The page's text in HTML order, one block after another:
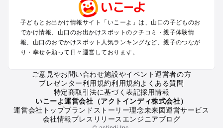
下関・宇部のプールお出かけ
萩・長門のプールお出かけ
山口の定番お出かけスポット
山口の遊園地
山口のバーベキュー
山口の釣り
山口の牧場
山口のプール
山口のアスレチック
子どもとお出かけ情報サイト「いこーよ」は、山口の子どものお
でかけ情報、山口のお出かけスポットのクチコミ・親子体験情
報、山口のおでかけスポット人気ランキングなど、親子のつなが
り・幸せを願って日々運営しております。
ご意見やお問い合わせ施設やイベント運営者の方
プレゼンター利用規約利用規約よくある質問
特定商取引法に基づく表記採用情報
いこーよ運営会社（アクトインディ株式会社）
運営会社トップブランドストーリー理念未来図運営サービス
会社情報プレスリリース エンジニアブログ